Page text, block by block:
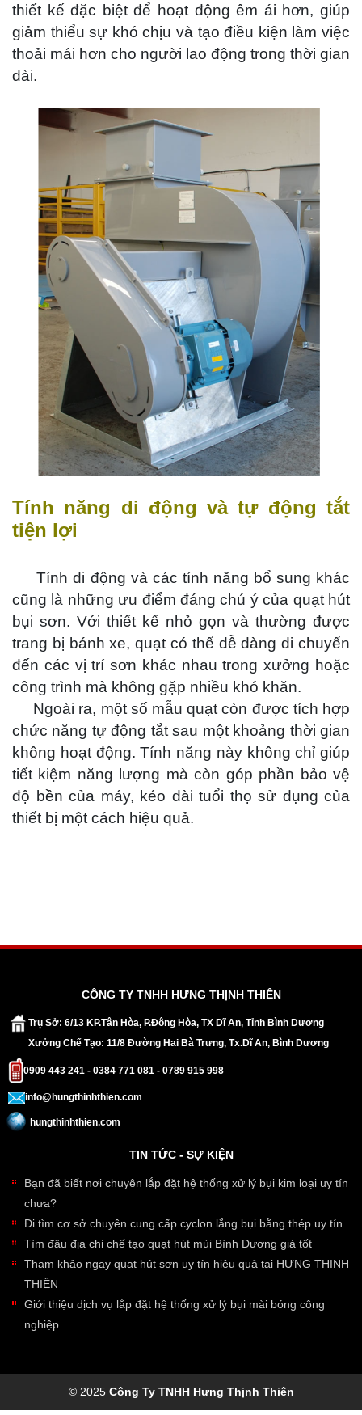
thiết kế đặc biệt để hoạt động êm ái hơn, giúp
giảm thiểu sự khó chịu và tạo điều kiện làm việc
thoải mái hơn cho người lao động trong thời gian
dài.
Tính năng di động và tự động tắt
tiện lợi
Tính di động và các tính năng bổ sung khác
cũng là những ưu điểm đáng chú ý của quạt hút
bụi sơn. Với thiết kế nhỏ gọn và thường được
trang bị bánh xe, quạt có thể dễ dàng di chuyển
đến các vị trí sơn khác nhau trong xưởng hoặc
công trình mà không gặp nhiều khó khăn.
Ngoài ra, một số mẫu quạt còn được tích hợp
chức năng tự động tắt sau một khoảng thời gian
không hoạt động. Tính năng này không chỉ giúp
tiết kiệm năng lượng mà còn góp phần bảo vệ
độ bền của máy, kéo dài tuổi thọ sử dụng của
thiết bị một cách hiệu quả.
CÔNG TY TNHH HƯNG THỊNH THIÊN
Trụ Sở: 6/13 KP.Tân Hòa, P.Đông Hòa, TX Dĩ An, Tỉnh Bình Dương
Xưởng Chế Tạo: 11/8 Đường Hai Bà Trưng, Tx.Dĩ An, Bình Dương
0909 443 241 - 0384 771 081 - 0789 915 998
info@hungthinhthien.com
hungthinhthien.com
TIN TỨC - SỰ KIỆN
Bạn đã biết nơi chuyên lắp đặt hệ thống xử lý bụi kim loại uy tín
chưa?
Đi tìm cơ sở chuyên cung cấp cyclon lắng bụi bằng thép uy tín
Tìm đâu địa chỉ chế tạo quạt hút mùi Bình Dương giá tốt
Tham khảo ngay quạt hút sơn uy tín hiệu quả tại HƯNG THỊNH
THIÊN
Giới thiệu dịch vụ lắp đặt hệ thống xử lý bụi mài bóng công
nghiệp
© 2025 Công Ty TNHH Hưng Thịnh Thiên